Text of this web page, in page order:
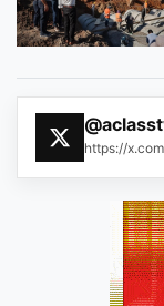
https://